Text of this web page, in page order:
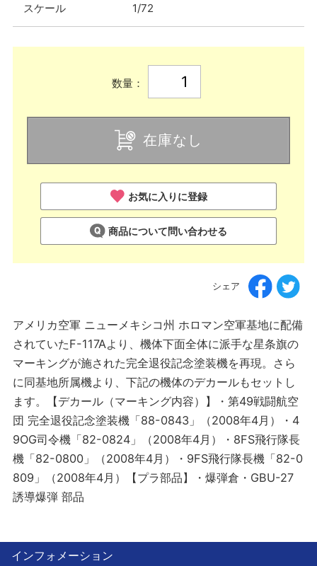
スケール 1/72
数量：
在庫なし
お気に入りに登録
商品について問い合わせる
シェア
アメリカ空軍 ニューメキシコ州 ホロマン空軍基地に配備
されていたF-117Aより、機体下面全体に派手な星条旗の
マーキングが施された完全退役記念塗装機を再現。さら
に同基地所属機より、下記の機体のデカールもセットし
ます。【デカール（マーキング内容）】・第49戦闘航空
団 完全退役記念塗装機「88-0843」（2008年4月）・4
9OG司令機「82-0824」（2008年4月）・8FS飛行隊長
機「82-0800」（2008年4月）・9FS飛行隊長機「82-0
809」（2008年4月）【プラ部品】・爆弾倉・GBU-27
誘導爆弾 部品
インフォメーション